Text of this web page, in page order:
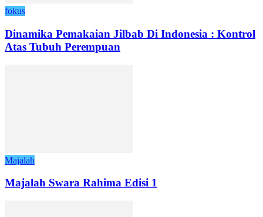
fokus
Dinamika Pemakaian Jilbab Di Indonesia : Kontrol
Atas Tubuh Perempuan
Majalah
Majalah Swara Rahima Edisi 1